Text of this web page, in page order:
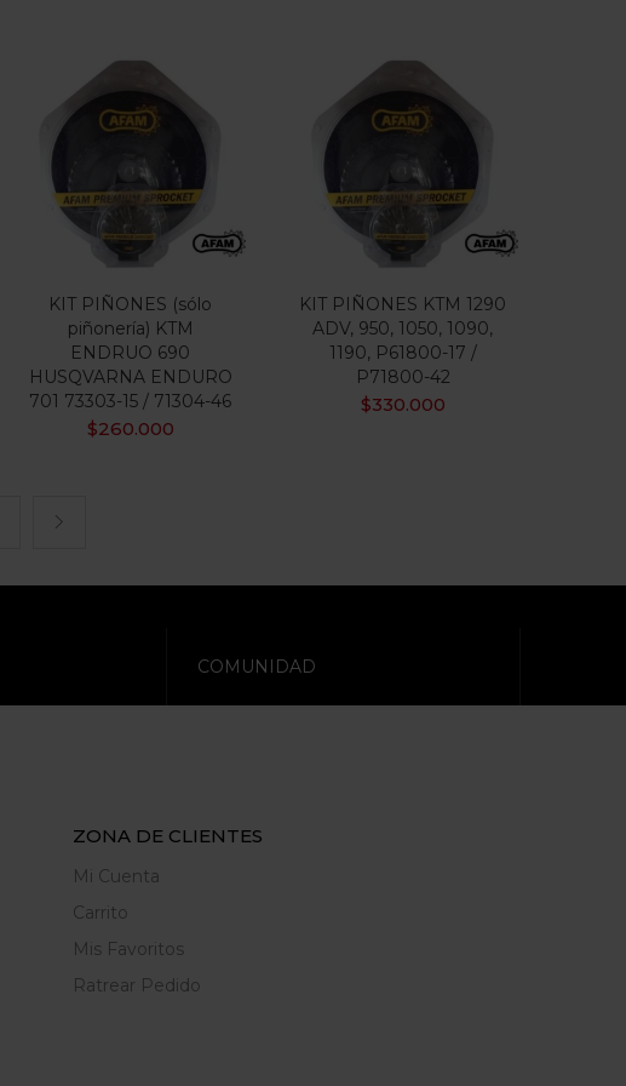
KIT PIÑONES (sólo
piñonería) KTM
ENDRUO 690
HUSQVARNA ENDURO
701 73303-15 / 71304-46
$260.000
KIT PIÑONES KTM 1290
ADV, 950, 1050, 1090,
1190, P61800-17 /
P71800-42
$330.000
COMUNIDAD
ZONA DE CLIENTES
Mi Cuenta
Carrito
Mis Favoritos
Ratrear Pedido